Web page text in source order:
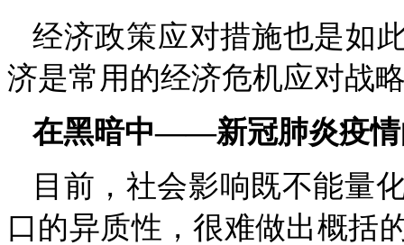
经济政策应对措施也是如
济是常用的经济危机应对战
在黑暗中——新冠肺炎疫情
目前，社会影响既不能量
口的异质性，很难做出概括